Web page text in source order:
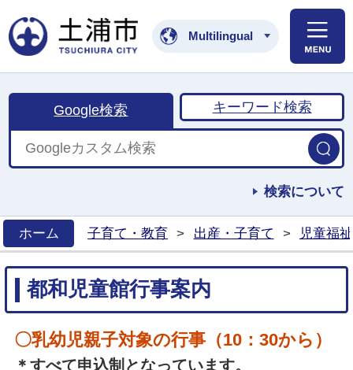
土浦市公式ホームペ
Multilingual
Google検索 キーワード検索
検索について
ホーム
子育て・教育 > 出産・子育て > 児童福
都和児童館行事案内
〇乳幼児親子対象の行事（10：30から）
＊すべて申込制となっています。